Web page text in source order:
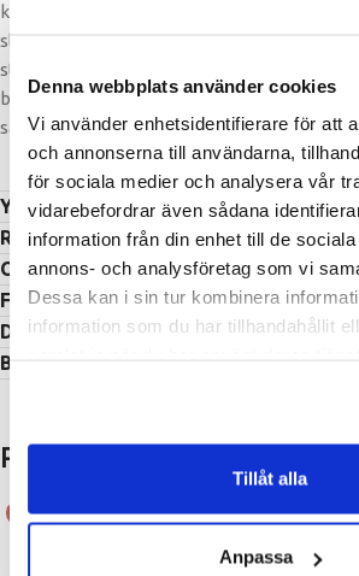
Denna webbplats använder cookies
Vi använder enhetsidentifierare för att
och annonserna till användarna,
för sociala medier och analysera vår
vidarebefordrar även sådana
information från din enhet till de
annons- och analysföretag som vi
Dessa kan i sin tur kombinera
information som du har tillhandahållit
Tillåt alla
Anpassa
konstruktion som klarar tuffa
slitstarka material och designade för enkel
ställningskopplingar både flexibilitet och
byggarbetsplatsen. Med rätt kopplingar blir
säker och effektiv att arbeta på – varje dag.
Ytterligare information
Recensioner (0)
Om varumärket
Frakt
Dokument
Betalning
Relaterade produkter